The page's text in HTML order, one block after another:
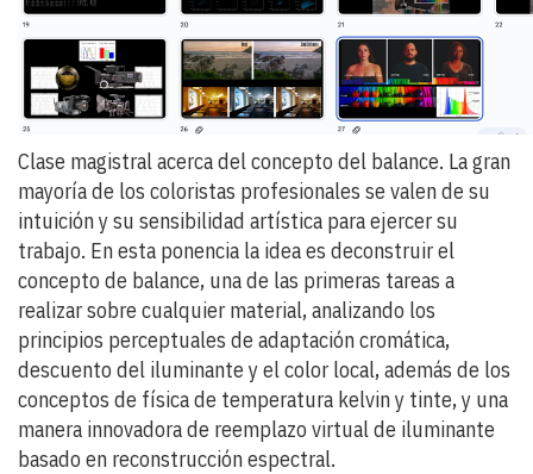
Clase magistral acerca del concepto del balance. La gran
mayoría de los coloristas profesionales se valen de su
intuición y su sensibilidad artística para ejercer su
trabajo. En esta ponencia la idea es deconstruir el
concepto de balance, una de las primeras tareas a
realizar sobre cualquier material, analizando los
principios perceptuales de adaptación cromática,
descuento del iluminante y el color local, además de los
conceptos de física de temperatura kelvin y tinte, y una
manera innovadora de reemplazo virtual de iluminante
basado en reconstrucción espectral.